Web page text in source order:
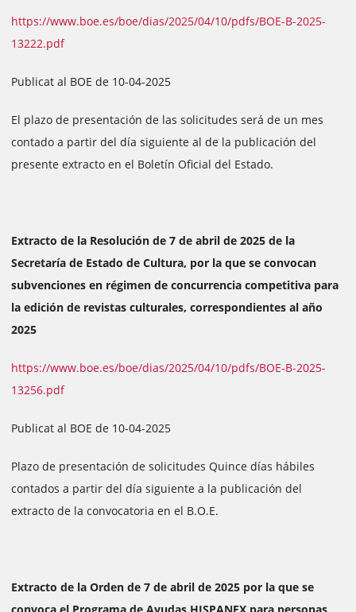
https://www.boe.es/boe/dias/2025/04/10/pdfs/BOE-B-2025-
13222.pdf
Publicat al BOE de 10-04-2025
El plazo de presentación de las solicitudes será de un mes
contado a partir del día siguiente al de la publicación del
presente extracto en el Boletín Oficial del Estado.
Extracto de la Resolución de 7 de abril de 2025 de la
Secretaría de Estado de Cultura, por la que se convocan
subvenciones en régimen de concurrencia competitiva para
la edición de revistas culturales, correspondientes al año
2025
https://www.boe.es/boe/dias/2025/04/10/pdfs/BOE-B-2025-
13256.pdf
Publicat al BOE de 10-04-2025
Plazo de presentación de solicitudes Quince días hábiles
contados a partir del día siguiente a la publicación del
extracto de la convocatoria en el B.O.E.
Extracto de la Orden de 7 de abril de 2025 por la que se